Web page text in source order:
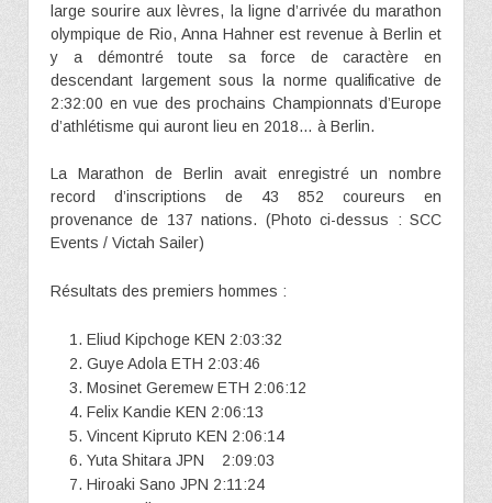
large sourire aux lèvres, la ligne d’arrivée du marathon
olympique de Rio, Anna Hahner est revenue à Berlin et
y a démontré toute sa force de caractère en
descendant largement sous la norme qualificative de
2:32:00 en vue des prochains Championnats d’Europe
d’athlétisme qui auront lieu en 2018… à Berlin.
La Marathon de Berlin avait enregistré un nombre
record d’inscriptions de 43 852 coureurs en
provenance de 137 nations. (Photo ci-dessus : SCC
Events / Victah Sailer)
Résultats des premiers hommes :
Eliud Kipchoge KEN 2:03:32
Guye Adola ETH 2:03:46
Mosinet Geremew ETH 2:06:12
Felix Kandie KEN 2:06:13
Vincent Kipruto KEN 2:06:14
Yuta Shitara JPN 2:09:03
Hiroaki Sano JPN 2:11:24